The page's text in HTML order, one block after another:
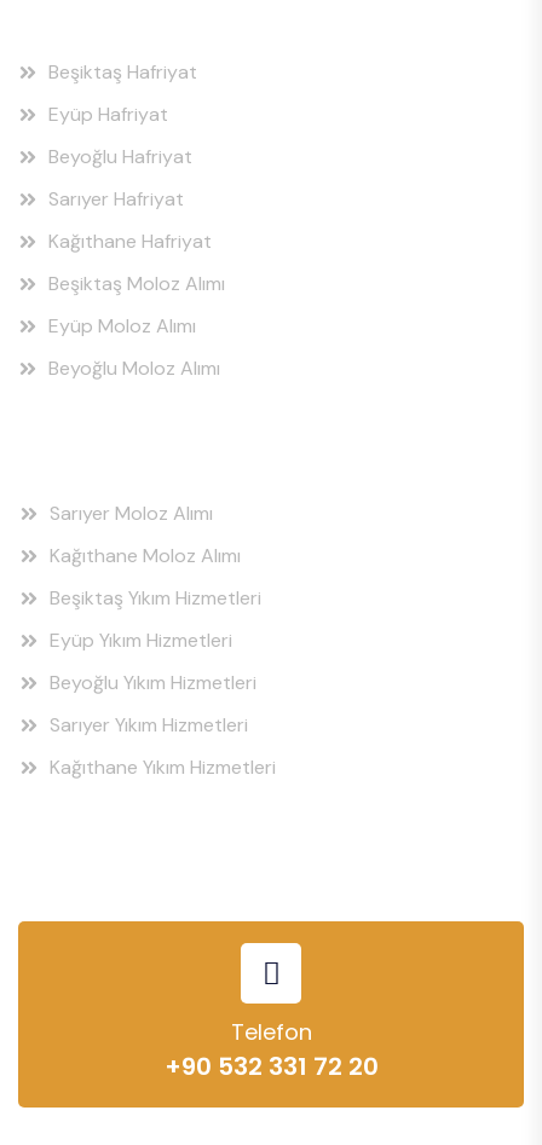
Beşiktaş Hafriyat
Eyüp Hafriyat
Beyoğlu Hafriyat
Sarıyer Hafriyat
Kağıthane Hafriyat
Beşiktaş Moloz Alımı
Eyüp Moloz Alımı
Beyoğlu Moloz Alımı
Sarıyer Moloz Alımı
Kağıthane Moloz Alımı
Beşiktaş Yıkım Hizmetleri
Eyüp Yıkım Hizmetleri
Beyoğlu Yıkım Hizmetleri
Sarıyer Yıkım Hizmetleri
Kağıthane Yıkım Hizmetleri
Telefon
+90 532 331 72 20